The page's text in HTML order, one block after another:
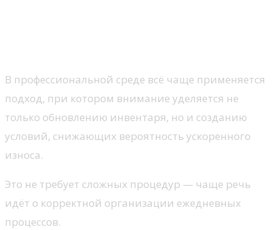
В профессиональной среде всё чаще применяется
подход, при котором внимание уделяется не
только обновлению инвентаря, но и созданию
условий, снижающих вероятность ускоренного
износа.
Это не требует сложных процедур — чаще речь
идёт о корректной организации ежедневных
процессов.